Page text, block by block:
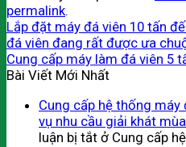
permalink.
Lắp đặt máy đá viên 10 tấn
đá viên đang rất được ưa
Cung cấp máy làm đá viên 5
Bài Viết Mới Nhất
Cung cấp hệ thống máy
vụ nhu cầu giải khát
luận bị tắt ở Cung cấp